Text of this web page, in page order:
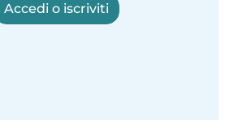
Accedi o iscriviti